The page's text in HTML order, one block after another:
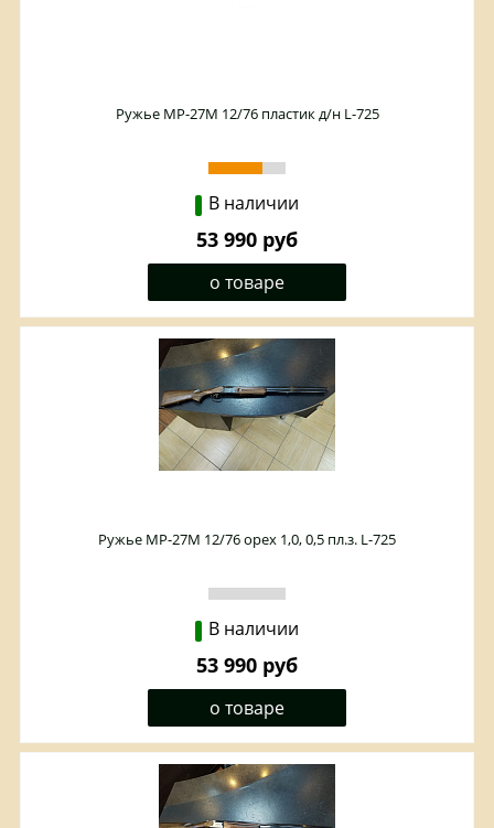
Ружье МР-27М 12/76 пластик д/н L-725
В наличии
53 990 руб
о товаре
Ружье МР-27М 12/76 орех 1,0, 0,5 пл.з. L-725
В наличии
53 990 руб
о товаре